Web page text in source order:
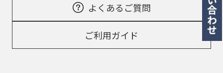
よくあるご質問
ご利用ガイド